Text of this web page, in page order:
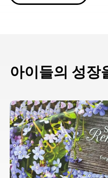
아이들의 성장